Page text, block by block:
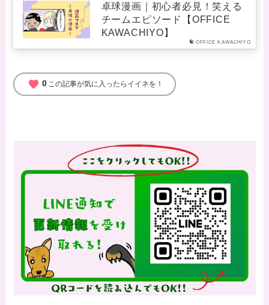
OFFICE KAWACHIYO
卓球漫画｜初心者必見！笑える
チームエピソード【OFFICE
KAWACHIYO】
favorite 0 この記事が気に入ったらイイネを！